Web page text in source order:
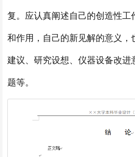
复。应认真阐述自己的创造性工
和作用，自己的新见解的意义，
建议、研究设想、仪器设备改进
题等。